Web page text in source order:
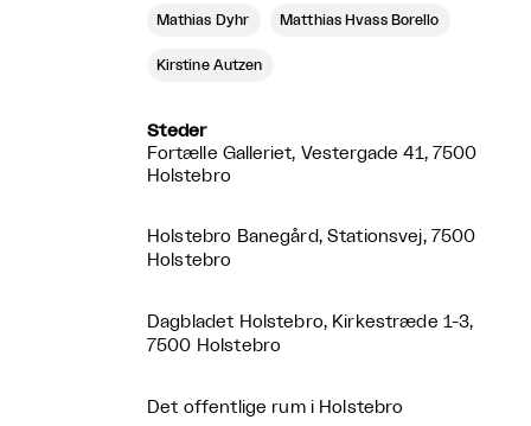
Mathias Dyhr Matthias Hvass Borello
Kirstine Autzen
Steder
Fortælle Galleriet, Vestergade 41, 7500
Holstebro
Holstebro Banegård, Stationsvej, 7500
Holstebro
Dagbladet Holstebro, Kirkestræde 1-3,
7500 Holstebro
Det offentlige rum i Holstebro